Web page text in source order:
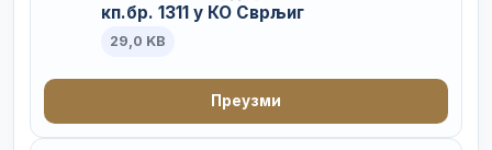
кп.бр. 1311 у КО Сврљиг
29,0 KB
Преузми